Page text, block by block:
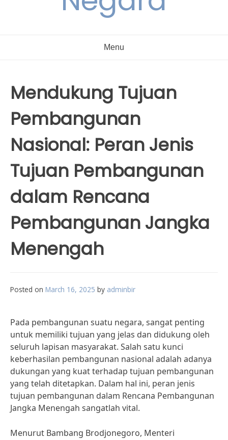
Menu
Mendukung Tujuan
Pembangunan
Nasional: Peran Jenis
Tujuan Pembangunan
dalam Rencana
Pembangunan Jangka
Menengah
Posted on March 16, 2025 by adminbir
Pada pembangunan suatu negara, sangat penting
untuk memiliki tujuan yang jelas dan didukung oleh
seluruh lapisan masyarakat. Salah satu kunci
keberhasilan pembangunan nasional adalah adanya
dukungan yang kuat terhadap tujuan pembangunan
yang telah ditetapkan. Dalam hal ini, peran jenis
tujuan pembangunan dalam Rencana Pembangunan
Jangka Menengah sangatlah vital.
Menurut Bambang Brodjonegoro, Menteri